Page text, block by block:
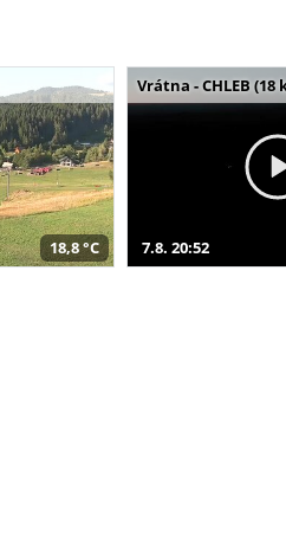
18,8 °C
Vrátna - CHLEB (18
7.8. 20:52